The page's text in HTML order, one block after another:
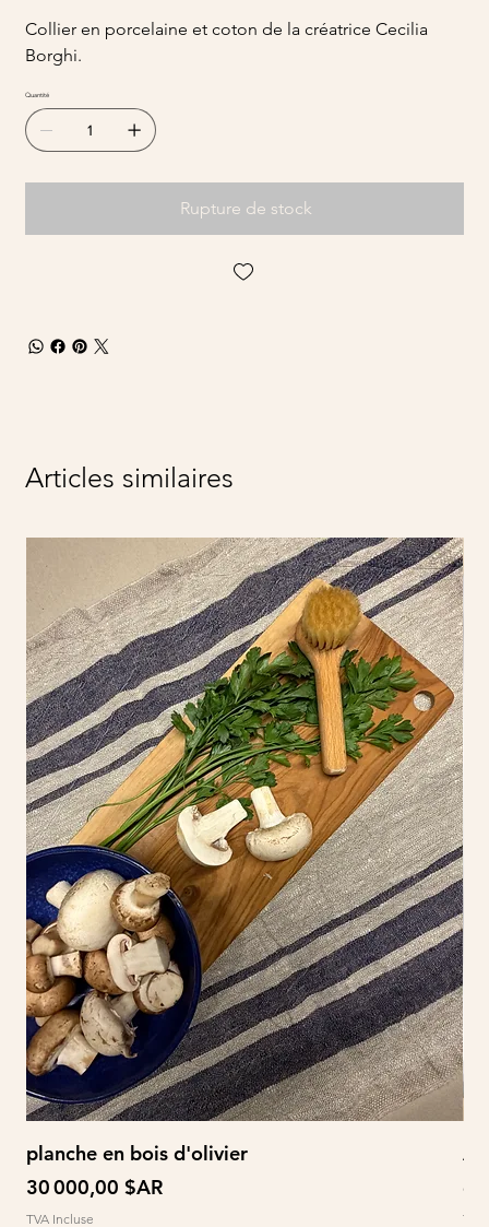
Collier en porcelaine et coton de la créatrice Cecilia
Borghi.
Quantité
Rupture de stock
Articles similaires
planche en bois d'olivier
Prix
30 000,00 $AR
TVA Incluse
À